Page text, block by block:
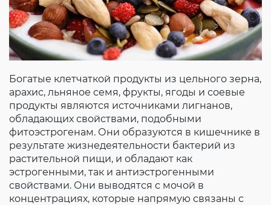
Богатые клетчаткой продукты из цельного зерна,
арахис, льняное семя, фрукты, ягоды и соевые
продукты являются источниками лигнанов,
обладающих свойствами, подобными
фитоэстрогенам. Они образуются в кишечнике в
результате жизнедеятельности бактерий из
растительной пищи, и обладают как
эстрогенными, так и антиэстрогенными
свойствами. Они выводятся с мочой в
концентрациях, которые напрямую связаны с